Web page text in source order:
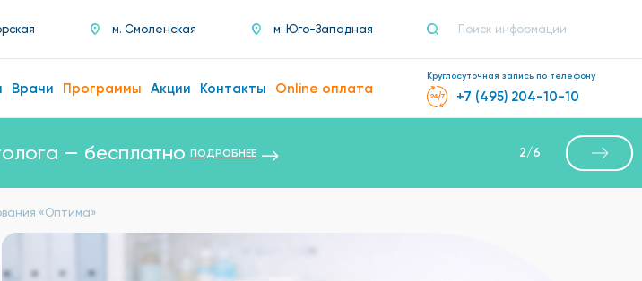
м. Смоленская м. Юго-Западная
Врачи Программы Акции Контакты Online оплата
Круглосуточная запись по телефону
+7 (495) 204-10-10
— бесплатно ПОДРОБНЕЕ 2/6
«Оптима»